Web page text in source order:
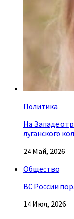
Политика
На Западе
луганского
24 Май, 2026
Общество
ВС России
14 Июл, 2026